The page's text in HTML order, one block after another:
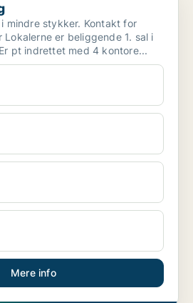
mindre stykker. Kontakt for
i
pt indrettet med 4 kontore...
Mere info